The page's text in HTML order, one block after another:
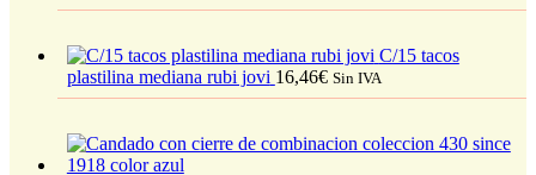
C/15 tacos
plastilina mediana rubi jovi 16,46€ Sin IVA